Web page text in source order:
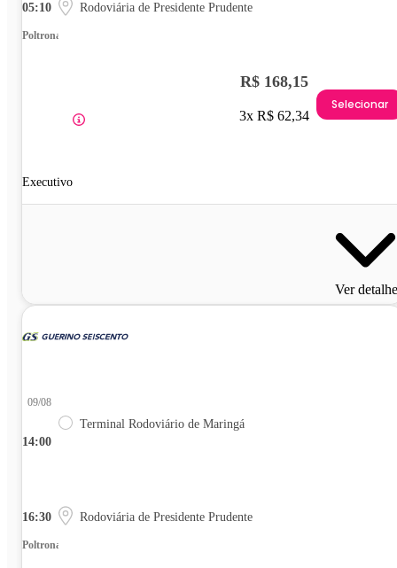
05:10 Rodoviária de Presidente Prudente
Poltrona
Executivo
R$ 168,15
3x R$ 62,34
Selecionar
Ver
14:00
09/08
Terminal Rodoviário de Maringá
16:30 Rodoviária de Presidente Prudente
Poltrona